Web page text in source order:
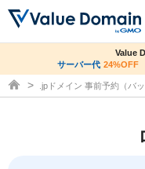
ドメイントップ
co.jpドメイン✕コア
サーバ
Value
サーバー代 24%OFF
ドメイン取得ならバリュード
.jpドメイン 事前予約（バ